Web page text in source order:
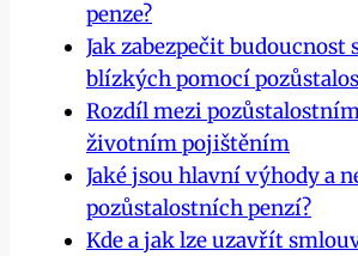
penze?
Jak zabezpečit budoucnost
blízkých pomocí
Rozdíl mezi
životním pojištěním
Jaké jsou hlavní výhody a
pozůstalostních penzí?
Kde a jak lze uzavřít